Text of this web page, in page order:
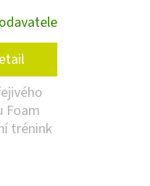
Foam
trénink